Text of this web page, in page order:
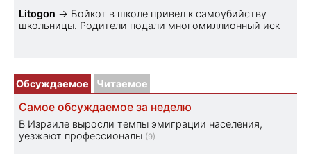
Litogon → Бойкот в школе привел к самоубийству
школьницы. Родители подали многомиллионный иск
Обсуждаемое Читаемое
Самое обсуждаемое за неделю
В Израиле выросли темпы эмиграции населения,
уезжают профессионалы (9)